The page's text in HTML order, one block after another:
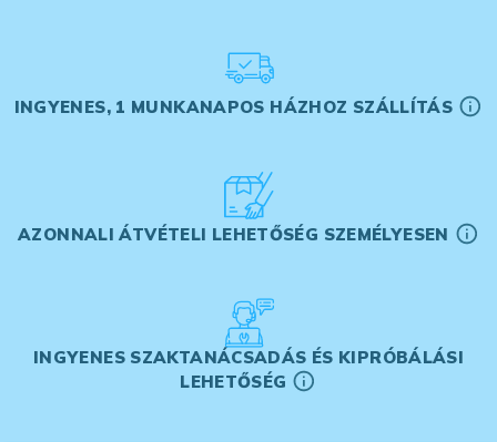
INGYENES, 1 MUNKANAPOS HÁZHOZ SZÁLLÍTÁS
AZONNALI ÁTVÉTELI LEHETŐSÉG SZEMÉLYESEN
INGYENES SZAKTANÁCSADÁS ÉS KIPRÓBÁLÁSI
LEHETŐSÉG